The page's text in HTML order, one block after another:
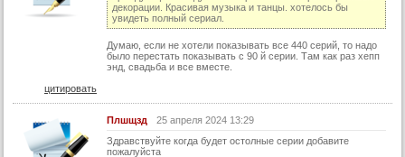
39 серия
43 серия
44 серия
декорации. Красивая музыка и танцы. хотелось бы
увидеть полный сериал.
Думаю, если не хотели показывать все 440 серий, то надо
было перестать показывать с 90 й серии. Там как раз хепп
энд, свадьба и все вместе.
цитировать
Плшщзд
25 апреля 2024 13:29
Здравствуйте когда будет остолные серии добавите
пожалуйста